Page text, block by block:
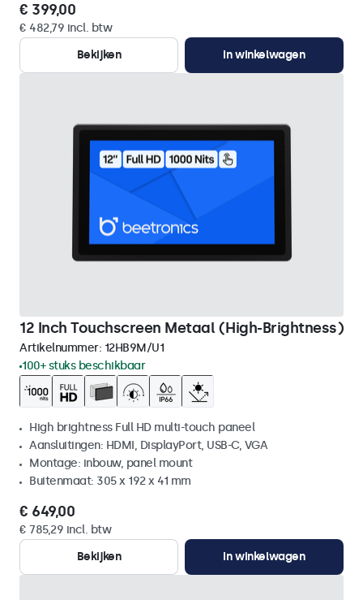
€ 399,00
€ 482,79 incl. btw
Bekijken
In winkelwagen
12 Inch Touchscreen Metaal (High-Brightness)
Artikelnummer: 12HB9M/U1
100+ stuks beschikbaar
High brightness Full HD multi-touch paneel
Aansluitingen: HDMI, DisplayPort, USB-C, VGA
Montage: inbouw, panel mount
Buitenmaat: 305 x 192 x 41 mm
€ 649,00
€ 785,29 incl. btw
Bekijken
In winkelwagen